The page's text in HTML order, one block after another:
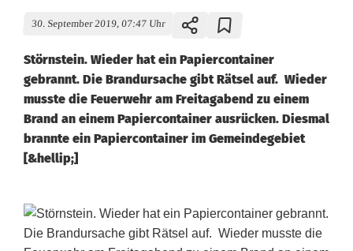
30. September 2019, 07:47 Uhr
Störnstein. Wieder hat ein Papiercontainer
gebrannt. Die Brandursache gibt Rätsel auf. Wieder
musste die Feuerwehr am Freitagabend zu einem
Brand an einem Papiercontainer ausrücken. Diesmal
brannte ein Papiercontainer im Gemeindegebiet
[&hellip;]